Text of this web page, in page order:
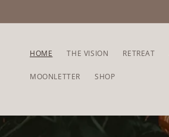
HOME THE VISION RETREAT
MOONLETTER SHOP